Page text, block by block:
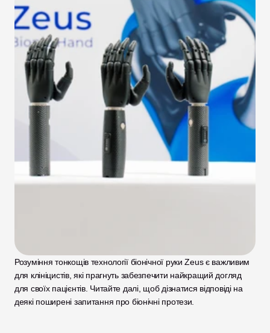
Розуміння тонкощів технології біонічної руки Zeus є важливим
для клініцистів, які прагнуть забезпечити найкращий догляд
для своїх пацієнтів. Читайте далі, щоб дізнатися відповіді на
деякі поширені запитання про біонічні протези.